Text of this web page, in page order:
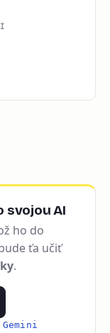
svojou AI
ho do
ťa učiť
.
Gemini